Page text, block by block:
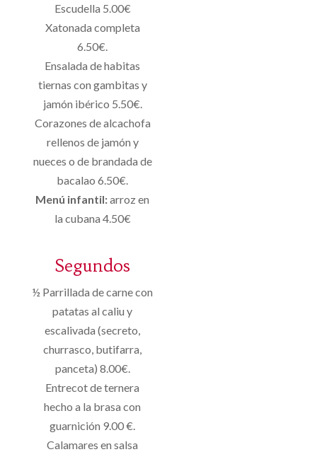
Escudella 5.00€
Xatonada completa
6.50€.
Ensalada de habitas
tiernas con gambitas y
jamón ibérico 5.50€.
Corazones de alcachofa
rellenos de jamón y
nueces o de brandada de
bacalao 6.50€.
Menú infantil:arroz en
la cubana 4.50€
Segundos
½ Parrillada de carne con
patatas al caliu y
escalivada (secreto,
churrasco, butifarra,
panceta) 8.00€.
Entrecot de ternera
hecho a la brasa con
guarnición 9.00 €.
Calamares en salsa